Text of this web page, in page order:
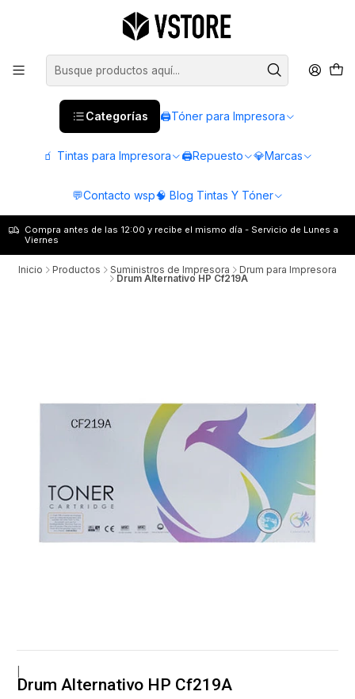
Categorías 🖨️Tóner para Impresora
🧃 Tintas para Impresora 🖨️Repuesto 💎Marcas
💬Contacto wsp🧠 Blog Tintas Y Tóner
Compra antes de las 12:00 y recibe el mismo día - Servicio de Lunes a
Viernes
Inicio Productos Suministros de Impresora Drum para Impresora
Drum Alternativo HP Cf219A
Drum Alternativo HP Cf219A